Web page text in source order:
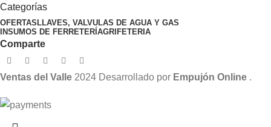
Categorías
OFERTAS LLAVES, VALVULAS DE AGUA Y GAS
INSUMOS DE FERRETERÍAGRIFETERIA
Comparte
Ventas del Valle 2024 Desarrollado por Empujón Online .